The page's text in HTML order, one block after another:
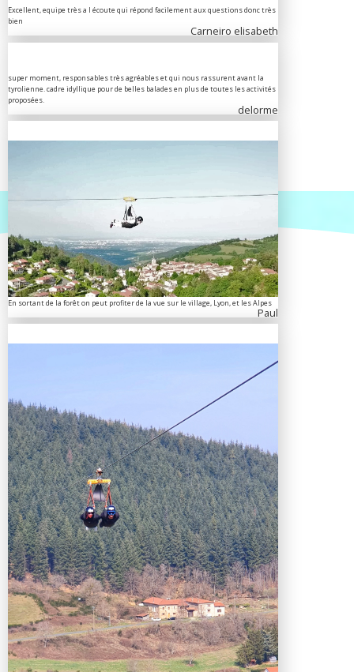
Excellent, equipe très a l écoute qui répond facilement aux questions donc très
bien
Carneiro elisabeth
super moment, responsables très agréables et qui nous rassurent avant la
tyrolienne. cadre idyllique pour de belles balades en plus de toutes les activités
proposées.
delorme
En sortant de la forêt on peut profiter de la vue sur le village, Lyon, et les Alpes
Paul